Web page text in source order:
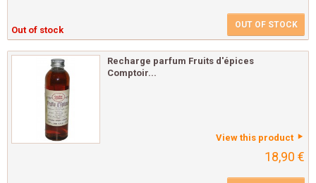
Out of stock OUT OF STOCK
Recharge parfum Fruits d'épices
Comptoir...
View this product
18,90 €